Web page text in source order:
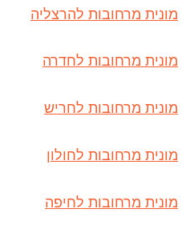
מונית מרחובות להרצליה
מונית מרחובות לחדרה
מונית מרחובות לחריש
מונית מרחובות לחולון
מונית מרחובות לחיפה